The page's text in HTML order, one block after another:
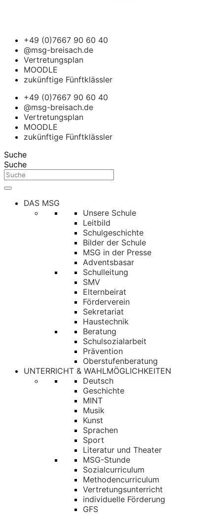
+49 (0)7667 90 60 40
@msg-breisach.de
Vertretungsplan
MOODLE
zukünftige Fünftklässler
+49 (0)7667 90 60 40
@msg-breisach.de
Vertretungsplan
MOODLE
zukünftige Fünftklässler
Suche
Suche
DAS MSG
Unsere Schule
Leitbild
Schulgeschichte
Bilder der Schule
MSG in der Presse
Adventsbasar
Schulleitung
SMV
Elternbeirat
Förderverein
Sekretariat
Haustechnik
Beratung
Schulsozialarbeit
Prävention
Oberstufenberatung
UNTERRICHT & WAHLMÖGLICHKEITEN
Deutsch
Geschichte
MINT
Musik
Kunst
Sprachen
Sport
Literatur und Theater
MSG-Stunde
Sozialcurriculum
Methodencurriculum
Vertretungsunterricht
individuelle Förderung
GFS